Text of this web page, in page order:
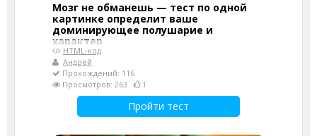
Мозг не обманешь — тест по одной
картинке определит ваше
доминирующее полушарие и
характер
HTML-код
Андрей
Прохождений: 116
Просмотров: 263
1
Пройти тест